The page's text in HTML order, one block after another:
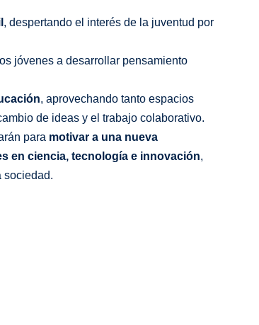
, despertando el interés de la juventud por
jóvenes a desarrollar pensamiento
, aprovechando tanto espacios
de ideas y el trabajo colaborativo.
para motivar a una nueva
en ciencia, tecnología e innovación,
sociedad.